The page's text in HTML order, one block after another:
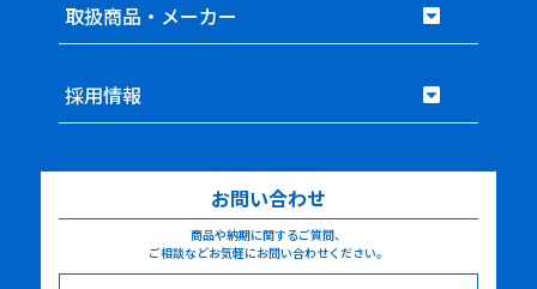
取扱商品・メーカー
採用情報
お問い合わせ
商品や納期に関するご質問、
ご相談などお気軽にお問い合わせください。